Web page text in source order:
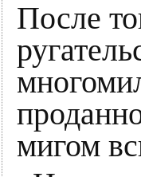
После
мигом